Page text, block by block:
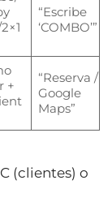
“Escribe
‘COMBO’”
+
“Reserva /
Google
Maps”
(clientes) o